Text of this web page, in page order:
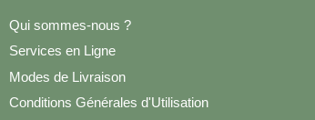
Qui sommes-nous ?
Services en Ligne
Modes de Livraison
Conditions Générales d'Utilisation